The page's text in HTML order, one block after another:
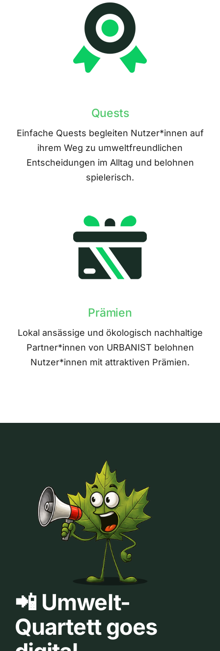
Quests
Einfache Quests begleiten Nutzer*innen auf
ihrem Weg zu umweltfreundlichen
Entscheidungen im Alltag und belohnen
spielerisch.
Prämien
Lokal ansässige und ökologisch nachhaltige
Partner*innen von URBANIST belohnen
Nutzer*innen mit attraktiven Prämien.
📲 Umwelt-
Quartett goes